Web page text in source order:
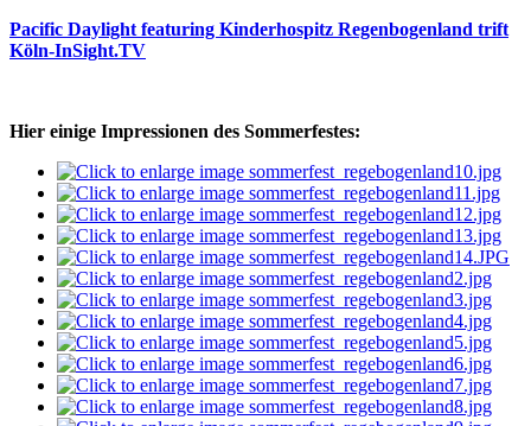
Pacific Daylight featuring Kinderhospitz Regenbogenland trift
Köln-InSight.TV
Hier einige Impressionen des Sommerfestes: